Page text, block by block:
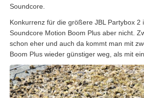
Soundcore.
Konkurrenz für die größere JBL Partybox 2
Soundcore Motion Boom Plus aber nicht.
schon eher und auch da kommt man mit
Boom Plus wieder günstiger weg, als mit